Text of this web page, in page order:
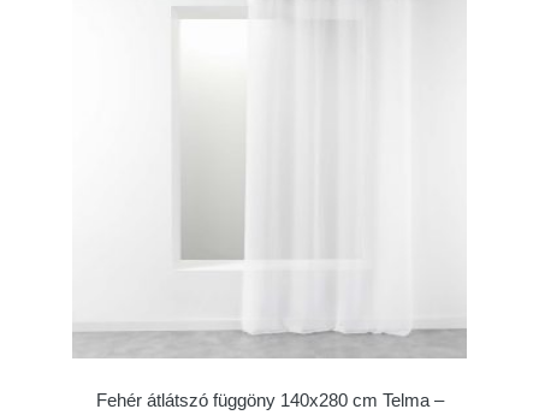
Fehér átlátszó függöny 140x280 cm Telma –